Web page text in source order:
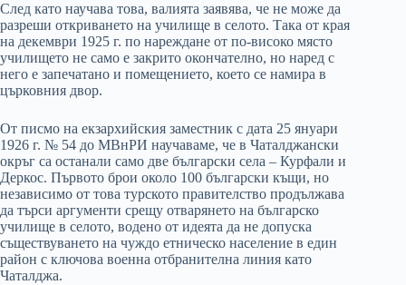
След като научава това, валията заявява, че не може да
разреши откриването на училище в селото. Така от края
на декември 1925 г. по нареждане от по-високо място
училището не само е закрито окончателно, но наред с
него е запечатано и помещението, което се намира в
църковния двор.
От писмо на екзархийския заместник с дата 25 януари
1926 г. № 54 до МВнРИ научаваме, че в Чаталджански
окръг са останали само две български села – Курфали и
Деркос. Първото брои около 100 български къщи, но
независимо от това турското правителство продължава
да търси аргументи срещу отварянето на българско
училище в селото, водено от идеята да не допуска
съществуването на чуждо етническо население в един
район с ключова военна отбранителна линия като
Чаталджа.